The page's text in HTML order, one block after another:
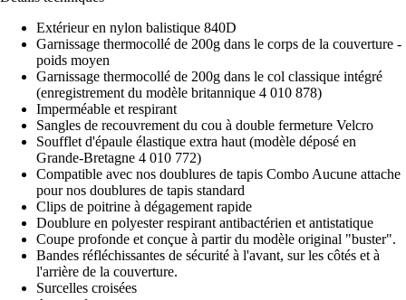
Extérieur en nylon balistique 840D
Garnissage thermocollé de 200g dans le corps de la couverture -
poids moyen
Garnissage thermocollé de 200g dans le col classique intégré
(enregistrement du modèle britannique 4 010 878)
Imperméable et respirant
Sangles de recouvrement du cou à double fermeture Velcro
Soufflet d'épaule élastique extra haut (modèle déposé en
Grande-Bretagne 4 010 772)
Compatible avec nos doublures de tapis Combo Aucune attache
pour nos doublures de tapis standard
Clips de poitrine à dégagement rapide
Doublure en polyester respirant antibactérien et antistatique
Coupe profonde et conçue à partir du modèle original "buster".
Bandes réfléchissantes de sécurité à l'avant, sur les côtés et à
l'arrière de la couverture.
Surcelles croisées